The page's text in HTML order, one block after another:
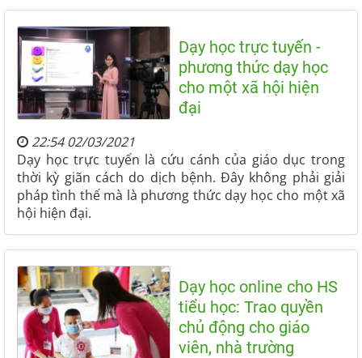
Dạy học trực tuyến -
phương thức dạy học
cho một xã hội hiện
đại
22:54 02/03/2021
Dạy học trực tuyến là cứu cánh của giáo dục trong
thời kỳ giãn cách do dịch bệnh. Đây không phải giải
pháp tình thế mà là phương thức dạy học cho một xã
hội hiện đại.
Dạy học online cho HS
tiểu học: Trao quyền
chủ động cho giáo
viên, nhà trường